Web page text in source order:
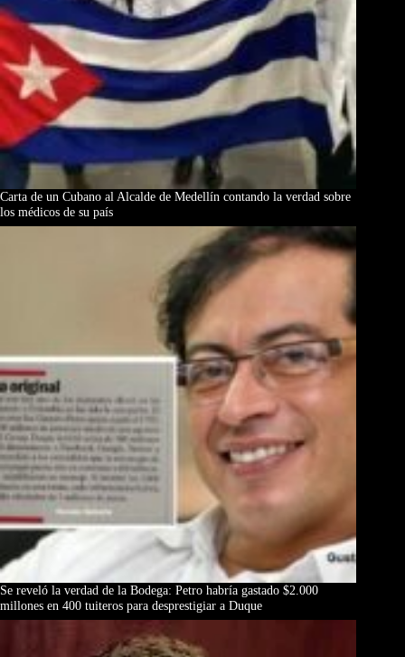
Carta de un Cubano al Alcalde de Medellín contando la verdad sobre
los médicos de su país
Se reveló la verdad de la Bodega: Petro habría gastado $2.000
millones en 400 tuiteros para desprestigiar a Duque